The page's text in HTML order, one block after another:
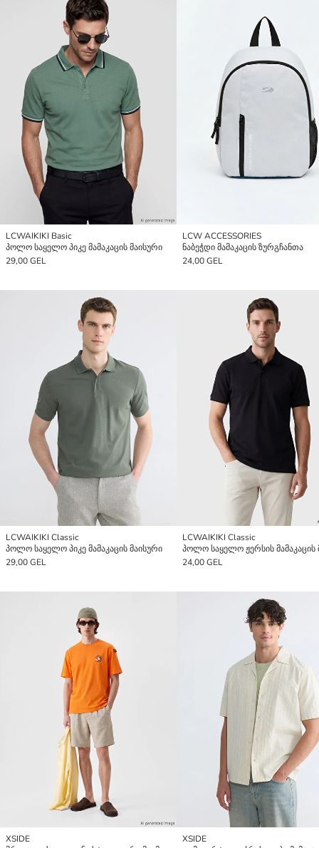
LCWAIKIKI Basic
პოლო საყელო პიკე მამაკაცის მაისური
29,00 GEL
LCW ACCESSORIES
ნაბეჭდი მამაკაცის ზურგჩანთა
24,00 GEL
LCWAIKIKI Classic
პოლო საყელო პიკე მამაკაცის მაისური
29,00 GEL
LCWAIKIKI Classic
24,00 GEL
XSIDE
XSIDE